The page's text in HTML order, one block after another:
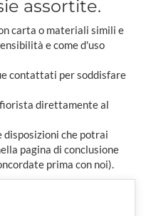
assortite.
carta o materiali simili e
e come d'uso
contattati per soddisfare
fiorista direttamente al
che potrai
pagina di conclusione
prima con noi).